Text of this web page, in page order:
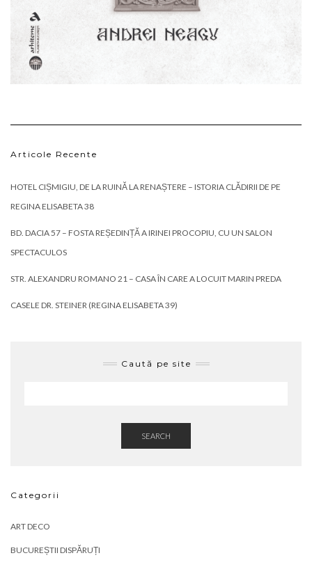
Articole Recente
HOTEL CIȘMIGIU, DE LA RUINĂ LA RENAȘTERE – ISTORIA CLĂDIRII DE PE
REGINA ELISABETA 38
BD. DACIA 57 – FOSTA REȘEDINȚĂ A IRINEI PROCOPIU, CU UN SALON
SPECTACULOS
STR. ALEXANDRU ROMANO 21 – CASA ÎN CARE A LOCUIT MARIN PREDA
CASELE DR. STEINER (REGINA ELISABETA 39)
Caută pe site
SEARCH
Categorii
ART DECO
BUCUREȘTII DISPĂRUȚI